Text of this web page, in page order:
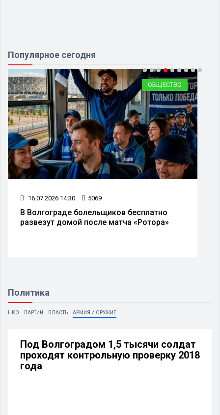
Популярное сегодня
ОБЩЕСТВО
16.07.2026 14:30 5069
В Волгограде болельщиков бесплатно
развезут домой после матча «Ротора»
Политика
НКО ПАРТИИ ВЛАСТЬ АРМИЯ И ОРУЖИЕ
Под Волгоградом 1,5 тысячи солдат
проходят контрольную проверку 2018
года